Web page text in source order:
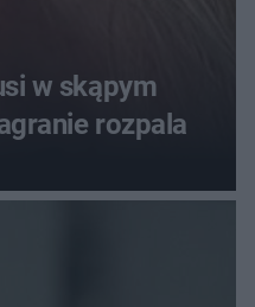
w skąpym
rozpala